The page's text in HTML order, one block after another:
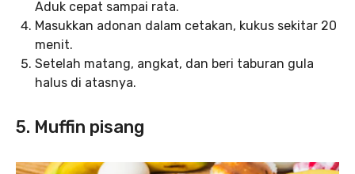
Aduk cepat sampai rata.
Masukkan adonan dalam cetakan, kukus sekitar 20
menit.
Setelah matang, angkat, dan beri taburan gula
halus di atasnya.
5. Muffin pisang